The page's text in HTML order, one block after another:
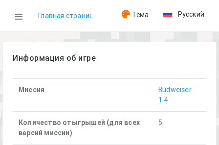
Главная страница
Игры
Budweiser (18.04.2026)
Тема Русский
Информация об игре
Миссия
Budweiser
1.4
Количество отыгрышей (для всех
версий миссии)
5